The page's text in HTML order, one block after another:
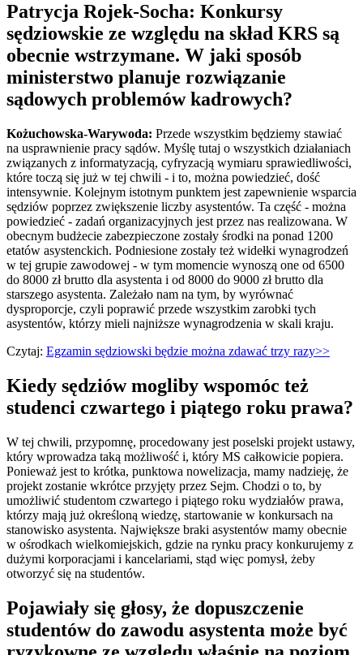
Patrycja Rojek-Socha: Konkursy
sędziowskie ze względu na skład KRS są
obecnie wstrzymane. W jaki sposób
ministerstwo planuje rozwiązanie
sądowych problemów kadrowych?
Kożuchowska-Warywoda: Przede wszystkim będziemy stawiać
na usprawnienie pracy sądów. Myślę tutaj o wszystkich działaniach
związanych z informatyzacją, cyfryzacją wymiaru sprawiedliwości,
które toczą się już w tej chwili - i to, można powiedzieć, dość
intensywnie. Kolejnym istotnym punktem jest zapewnienie wsparcia
sędziów poprzez zwiększenie liczby asystentów. Ta część - można
powiedzieć - zadań organizacyjnych jest przez nas realizowana. W
obecnym budżecie zabezpieczone zostały środki na ponad 1200
etatów asystenckich. Podniesione zostały też widełki wynagrodzeń
w tej grupie zawodowej - w tym momencie wynoszą one od 6500
do 8000 zł brutto dla asystenta i od 8000 do 9000 zł brutto dla
starszego asystenta. Zależało nam na tym, by wyrównać
dysproporcje, czyli poprawić przede wszystkim zarobki tych
asystentów, którzy mieli najniższe wynagrodzenia w skali kraju.
Czytaj: Egzamin sędziowski będzie można zdawać trzy razy>>
Kiedy sędziów mogliby wspomóc też
studenci czwartego i piątego roku prawa?
W tej chwili, przypomnę, procedowany jest poselski projekt ustawy,
który wprowadza taką możliwość i, który MS całkowicie popiera.
Ponieważ jest to krótka, punktowa nowelizacja, mamy nadzieję, że
projekt zostanie wkrótce przyjęty przez Sejm. Chodzi o to, by
umożliwić studentom czwartego i piątego roku wydziałów prawa,
którzy mają już określoną wiedzę, startowanie w konkursach na
stanowisko asystenta. Największe braki asystentów mamy obecnie
w ośrodkach wielkomiejskich, gdzie na rynku pracy konkurujemy z
dużymi korporacjami i kancelariami, stąd więc pomysł, żeby
otworzyć się na studentów.
Pojawiały się głosy, że dopuszczenie
studentów do zawodu asystenta może być